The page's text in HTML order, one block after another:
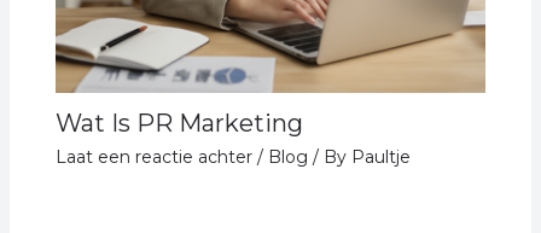
Wat Is PR Marketing
Laat een reactie achter / Blog / By Paultje